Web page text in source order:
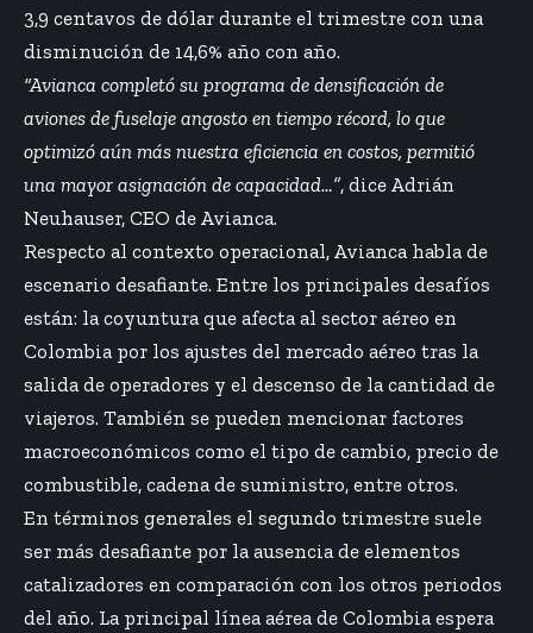
3,9 centavos de dólar durante el trimestre con una
disminución de 14,6% año con año.
“Avianca completó su programa de densificación de
aviones de fuselaje angosto en tiempo récord, lo que
optimizó aún más nuestra eficiencia en costos, permitió
una mayor asignación de capacidad…”, dice Adrián
Neuhauser, CEO de Avianca.
Respecto al contexto operacional, Avianca habla de
escenario desafiante. Entre los principales desafíos
están: la coyuntura que afecta al sector aéreo en
Colombia por los ajustes del mercado aéreo tras la
salida de operadores y el descenso de la cantidad de
viajeros. También se pueden mencionar factores
macroeconómicos como el tipo de cambio, precio de
combustible, cadena de suministro, entre otros.
En términos generales el segundo trimestre suele
ser más desafiante por la ausencia de elementos
catalizadores en comparación con los otros periodos
del año. La principal línea aérea de Colombia espera